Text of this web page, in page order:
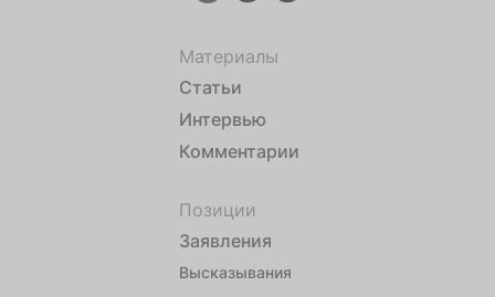
Материалы
Статьи
Интервью
Комментарии
Позиции
Заявления
Высказывания